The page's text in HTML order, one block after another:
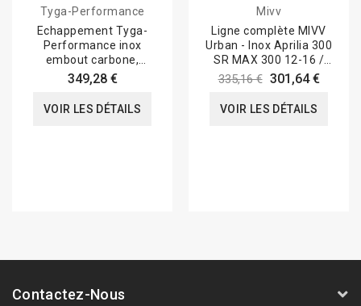
Tyga-Performance
Echappement Tyga-
Performance inox
embout carbone,
Yamaha R3 2015-18
349,28 €
VOIR LES DÉTAILS
Mivv
Ligne complète MIVV
Urban - Inox Aprilia 300
SR MAX 300 12-16 /
Gilera...
335,16 € 301,64 €
VOIR LES DÉTAILS
Contactez-Nous